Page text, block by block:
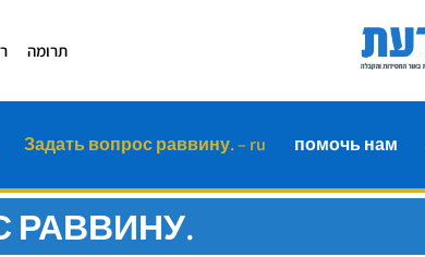
תרומה
Задать вопрос раввину. – ru помочь нам
РАВВИНУ.